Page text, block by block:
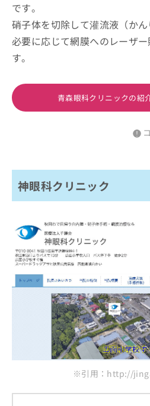
です。
硝子体を切除して灌流液（かん
必要に応じて網膜へのレーザ
す。
青森眼科クリニックの紹
神眼科クリニック
※引用：http://